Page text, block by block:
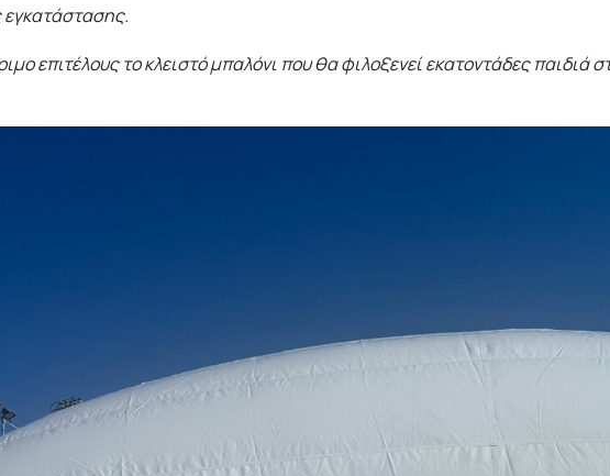
εγκατάστασης.
επιτέλους το κλειστό μπαλόνι που θα φιλοξενεί εκατοντάδες παιδιά